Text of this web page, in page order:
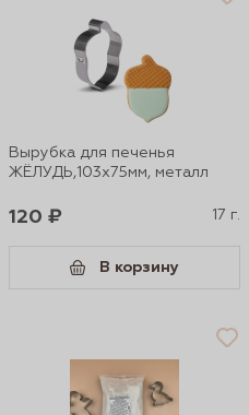
Вырубка для печенья
ЖЁЛУДЬ,103х75мм, металл
120 ₽ 17 г.
В корзину